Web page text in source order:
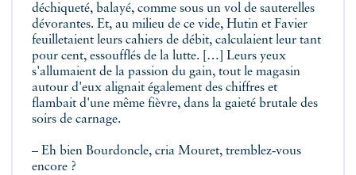
déchiqueté, balayé, comme sous un vol de sauterelles
dévorantes. Et, au milieu de ce vide, Hutin et Favier
feuilletaient leurs cahiers de débit, calculaient leur tant
pour cent, essoufflés de la lutte. […] Leurs yeux
s'allumaient de la passion du gain, tout le magasin
autour d'eux alignait également des chiffres et
flambait d'une même fièvre, dans la gaieté brutale des
soirs de carnage.
– Eh bien Bourdoncle, cria Mouret, tremblez‑vous
encore ?